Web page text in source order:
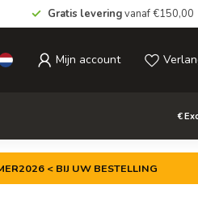
Gratis leveringvanaf €150,00
Mijn account
€
< BIJ UW BESTELLING